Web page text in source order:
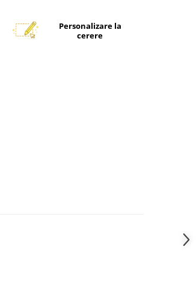
Personalizare la
cerere